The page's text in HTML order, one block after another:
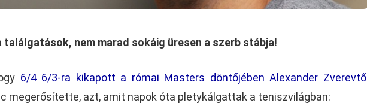
nem marad sokáig üresen a szerb stábja!
6/4 6/3-ra kikapott a római Masters döntőjében Alexander Zverevtől
megerősítette, azt, amit napok óta pletykálgattak a teniszvilágban: